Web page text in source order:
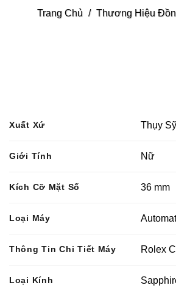
Trang Chủ / Thương Hiệu
Xuất Xứ Thụy Sỹ
Giới Tính Nữ
Kích Cỡ Mặt Số 36 mm
Loại Máy
Thông Tin Chi Tiết Máy Rolex
Loại Kính